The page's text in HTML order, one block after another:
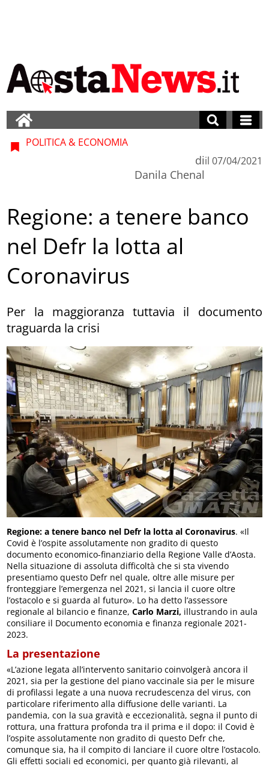
POLITICA & ECONOMIA
di
Danila Chenal
il 07/04/2021
Regione: a tenere banco
nel Defr la lotta al
Coronavirus
Per la maggioranza tuttavia il documento
traguarda la crisi
Regione: a tenere banco nel Defr la lotta al Coronavirus. «Il
Covid è l’ospite assolutamente non gradito di questo
documento economico-finanziario della Regione Valle d’Aosta.
Nella situazione di assoluta difficoltà che si sta vivendo
presentiamo questo Defr nel quale, oltre alle misure per
fronteggiare l’emergenza nel 2021, si lancia il cuore oltre
l’ostacolo e si guarda al futuro». Lo ha detto l’assessore
regionale al bilancio e finanze,Carlo Marzi, illustrando in aula
consiliare il Documento economia e finanza regionale 2021-
2023.
La presentazione
«L’azione legata all’intervento sanitario coinvolgerà ancora il
2021, sia per la gestione del piano vaccinale sia per le misure
di profilassi legate a una nuova recrudescenza del virus, con
particolare riferimento alla diffusione delle varianti. La
pandemia, con la sua gravità e eccezionalità, segna il punto di
rottura, una frattura profonda tra il prima e il dopo: il Covid è
l’ospite assolutamente non gradito di questo Defr che,
comunque sia, ha il compito di lanciare il cuore oltre l’ostacolo.
Gli effetti sociali ed economici, per quanto già rilevanti, al